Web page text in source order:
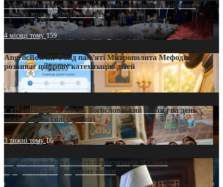
«Кейс Тихона» у Тернополі: як Молитовний сніданок
оголив кризу довіри в ПЦУ
4 місяці тому159
AngelicBot: як Фонд пам’яті Митрополита Мефодія
розвиває цифрову катехизацію дітей
5 днів тому9
Світові лідери в Києві: богословський погляд на день
міжнародної солідарності
3 тижні тому16
35 років свободи совісті: періодизація зі слова
Предстоятеля. Документ епохи